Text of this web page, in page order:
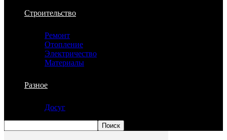
Строительство
Ремонт
Отопление
Электричество
Материалы
Разное
Досуг